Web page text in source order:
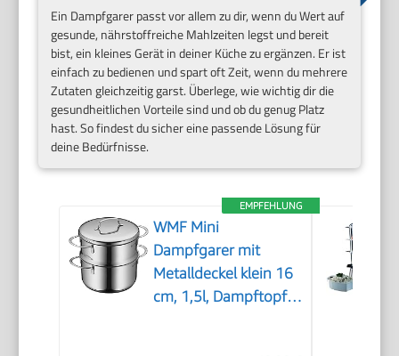
Ein Dampfgarer passt vor allem zu dir, wenn du Wert auf
gesunde, nährstoffreiche Mahlzeiten legst und bereit
bist, ein kleines Gerät in deiner Küche zu ergänzen. Er ist
einfach zu bedienen und spart oft Zeit, wenn du mehrere
Zutaten gleichzeitig garst. Überlege, wie wichtig dir die
gesundheitlichen Vorteile sind und ob du genug Platz
hast. So findest du sicher eine passende Lösung für
deine Bedürfnisse.
EMPFEHLUNG
WMF Mini
Dampfgarer mit
Metalldeckel klein 16
cm, 1,5l, Dampftopf,